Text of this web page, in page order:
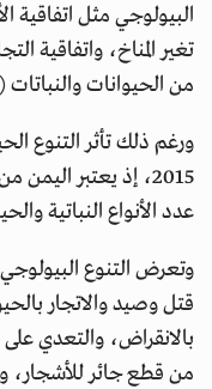
البيولوجي مثل اتفاقية
تغير المناخ، واتفاقية
من الحيوانات والنباتات (CITES).
ورغم ذلك تأثر التنوع
2015، إذ يعتبر
عدد الأنواع النباتية
وتعرض التنوع
قتل وصيد والاتجار
بالانقراض، والتعدي
من قطع جائر للأشجار،